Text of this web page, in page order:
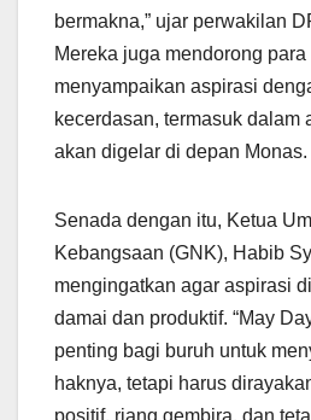
bermakna,” ujar perwakilan
Mereka juga mendorong para
menyampaikan aspirasi
kecerdasan, termasuk dalam
akan digelar di depan Monas.
Senada dengan itu, Ketua
Kebangsaan (GNK), Habib
mengingatkan agar aspirasi
damai dan produktif. “May
penting bagi buruh untuk
haknya, tetapi harus
positif, riang gembira, dan